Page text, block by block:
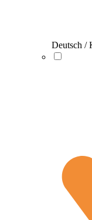
Deutsch /